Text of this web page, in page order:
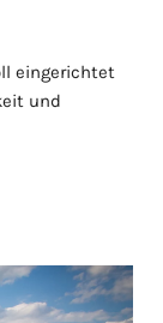
eingerichtet
und